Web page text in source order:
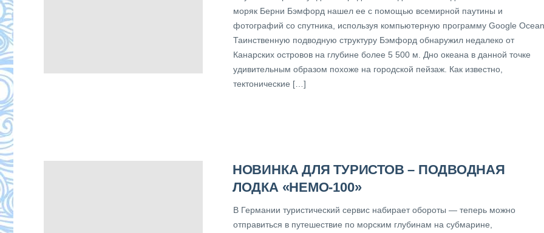
моряк Берни Бэмфорд нашел ее с помощью всемирной паутины и
фотографий со спутника, используя компьютерную программу Google
Таинственную подводную структуру Бэмфорд обнаружил недалеко от
Канарских островов на глубине более 5 500 м. Дно океана в данной точке
удивительным образом похоже на городской пейзаж. Как известно,
тектонические […]
НОВИНКА ДЛЯ ТУРИСТОВ – ПОДВОДНАЯ
ЛОДКА «НЕМО-100»
В Германии туристический сервис набирает обороты — теперь можно
отправиться в путешествие по морским глубинам на субмарине,